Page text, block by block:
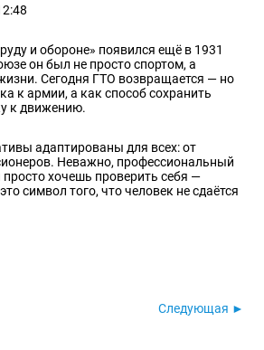
и обороне» появился ещё в 1931
он был не просто спортом, а
Сегодня ГТО возвращается — но
к армии, а как способ сохранить
к движению.
адаптированы для всех: от
Неважно, профессиональный
хочешь проверить себя —
символ того, что человек не сдаётся
Следующая ►